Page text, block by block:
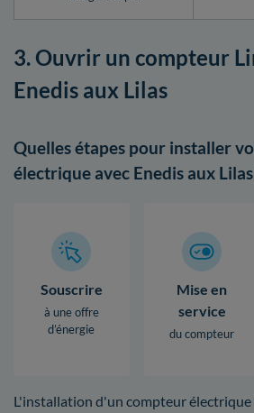
3. Ouvrir un compteur
Enedis aux Lilas
Quelles étapes pour installer
électrique avec Enedis aux Lilas
Souscrire
à une offre
d’énergie
Mise en
service
du compteur
L'installation d'un compteur